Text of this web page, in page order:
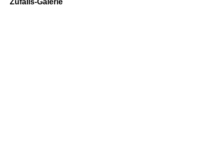
Zufalls-Galerie